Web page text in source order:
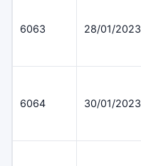
6063 28/01/2023
6064 30/01/2023